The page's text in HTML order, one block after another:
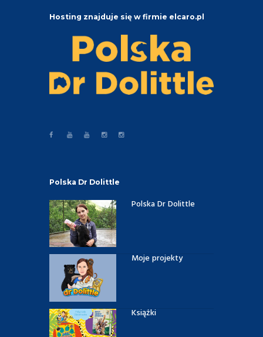
Hosting znajduje się w firmie elcaro.pl
Polska Dr Dolittle
Polska Dr Dolittle
Moje projekty
Książki